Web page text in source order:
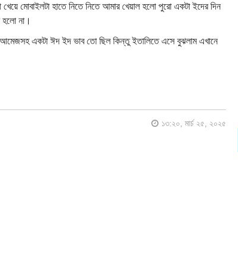
মোবাইলটা হাতে নিতে নিতে আমার খেয়াল হলো পুরো একটা ইদের দিন
না।
আমেজসহ একটা ঈদ ইদ ভাব তো ছিল কিন্তু ইতালিতে এসে বুঝলাম এখানে
১৩:২০, মার্চ ২৫, ২০২৫